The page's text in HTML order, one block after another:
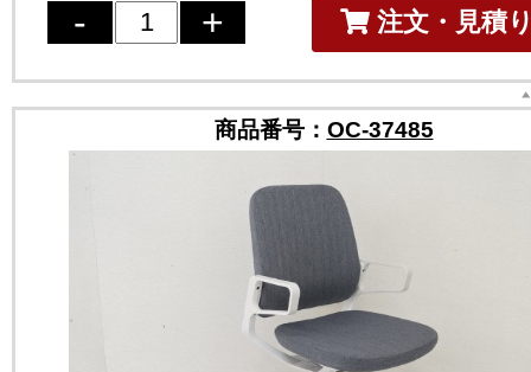
注文・見積
商品番号： OC-37485